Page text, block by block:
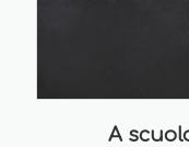
A